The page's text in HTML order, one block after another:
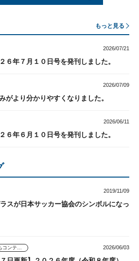
もっと見る
2026/07/21
６年７月１０日号を発刊しました。
2026/07/09
がより分かりやすくなりました。
2026/06/11
６年６月１０日号を発刊しました。
2019/11/09
スが日本サッカー協会のシンボルになっ
お役立ちコンテンツ 2026/06/03